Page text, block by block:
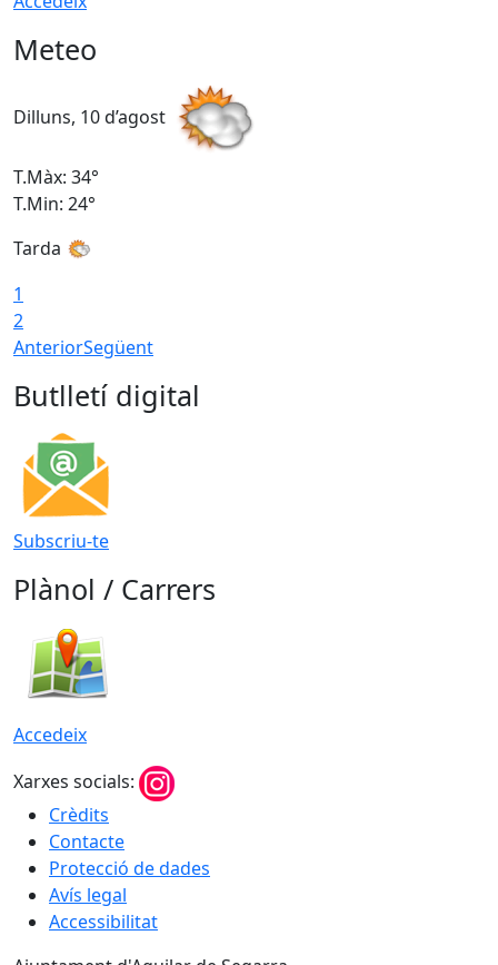
Meteo
Dilluns, 10 d’agost
T.Màx: 34°
T.Min: 24°
Tarda
1
2
AnteriorSegüent
Butlletí digital
Subscriu-te
Plànol / Carrers
Accedeix
Xarxes socials:
Crèdits
Contacte
Protecció de dades
Avís legal
Accessibilitat